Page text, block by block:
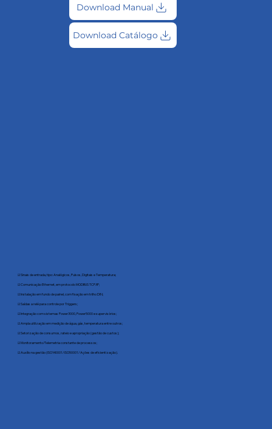
Download Manual
Download Catálogo
☑ Sinais de entrada, tipo: Analógicos, Pulsos, Digitais e Temperatura;
☑ Comunicação Ethernet, em protocolo MODBUS TCP/IP;
☑ Instalação em fundo de painel, com fixação em trilho DIN;
☑ Saídas a relé para controle por Triggers;
☑ Integração com sistemas Power3000, Power5000 e supervisórios;
☑ Ampla utilização em medição de água, gás, temperatura entre outros;
☑ Setorização de consumos, rateio e apropriação (gestão de custos);
☑ Monitoramento/Telemetria constante de processos;
☑ Auxílio na gestão (ISO140001 / ISO50001 / Ações de eficientização).